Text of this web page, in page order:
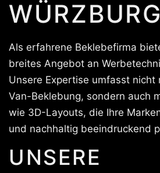
WÜRZBURG
Als erfahrene Beklebefirma
breites Angebot an
Unsere Expertise umfasst
Van-Beklebung, sondern auch
wie 3D-Layouts, die Ihre
und nachhaltig beeindruckend
UNSERE